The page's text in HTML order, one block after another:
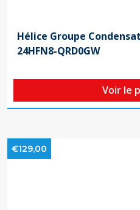
Hélice Groupe
24HFN8-QRD0GW
Voir le
€129,00